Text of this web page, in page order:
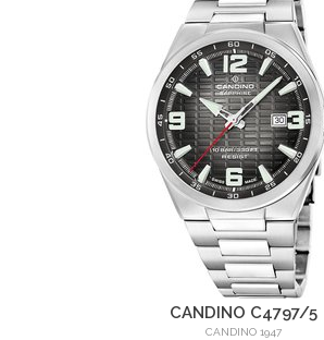
CANDINO C4797/5
CANDINO 1947